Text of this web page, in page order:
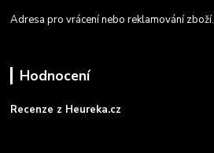
Adresa pro vrácení nebo reklamování zboží.
Hodnocení
Recenze z Heureka.cz